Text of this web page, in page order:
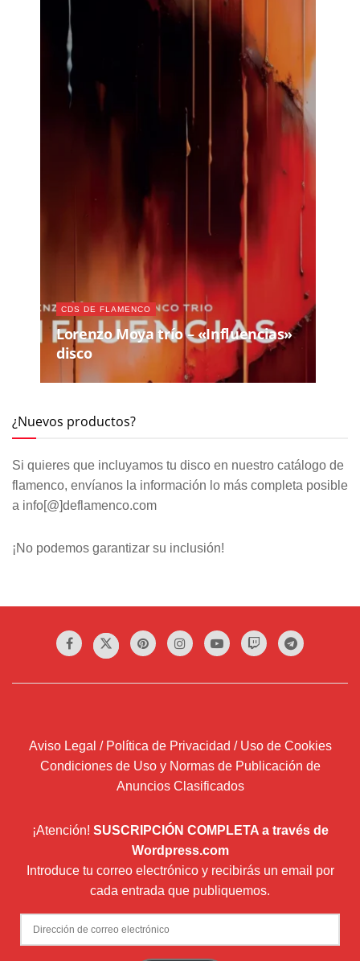
CDS DE FLAMENCO
Lorenzo Moya trío – «Influencias»
disco
¿Nuevos productos?
Si quieres que incluyamos tu disco en nuestro catálogo de
flamenco, envíanos la información lo más completa posible
a info[@]deflamenco.com
¡No podemos garantizar su inclusión!
Aviso Legal / Política de Privacidad / Uso de Cookies
Condiciones de Uso y Normas de Publicación de
Anuncios Clasificados
¡Atención! SUSCRIPCIÓN COMPLETA a través de
Wordpress.com
Introduce tu correo electrónico y recibirás un email por
cada entrada que publiquemos.
Dirección
de